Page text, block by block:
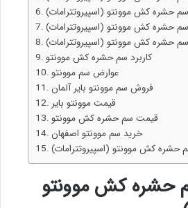
کش موونتو (اسپیروتترامات)
حشره کش موونتو (اسپیروتترامات)
حشره کش موونتو (اسپیروتترامات)
کاربرد سم حشره کش موونتو
عوارض سم موونتو
فروش سم موونتو بایر آلمان
قیمت موونتو بایر
قیمت سم حشره کش موونتو
خرید سم موونتو اصفهان
حشره کش موونتو (اسپیروتترامات)
حشره کش موونتو